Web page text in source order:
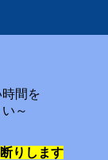
間を
～
りします